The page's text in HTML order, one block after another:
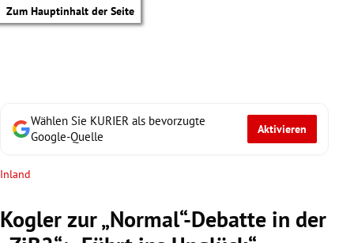
Zum Hauptinhalt der Seite
Wählen Sie KURIER als bevorzugte
Google-Quelle
Aktivieren
Inland
Kogler zur „Normal“-Debatte in der